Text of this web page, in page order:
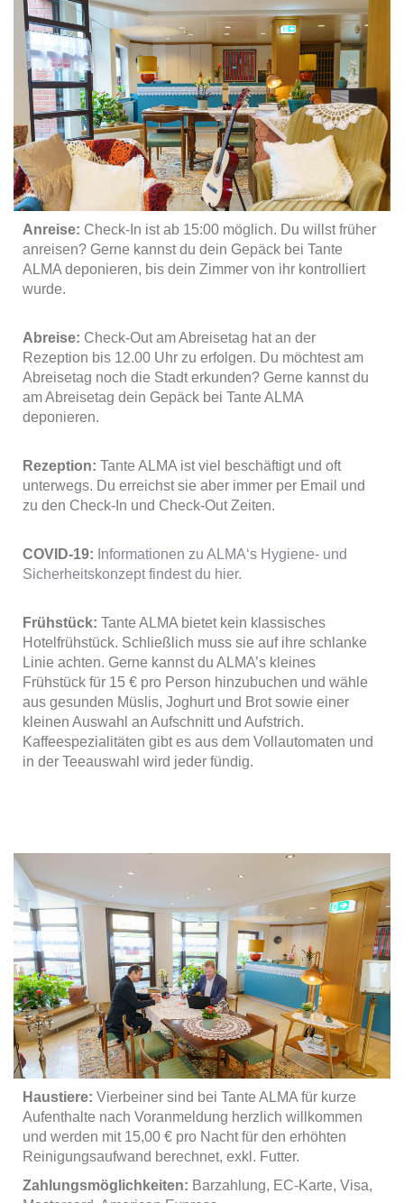
Anreise: Check-In ist ab 15:00 möglich. Du willst früher
anreisen? Gerne kannst du dein Gepäck bei Tante
ALMA deponieren, bis dein Zimmer von ihr kontrolliert
wurde.
Abreise: Check-Out am Abreisetag hat an der
Rezeption bis 12.00 Uhr zu erfolgen. Du möchtest am
Abreisetag noch die Stadt erkunden? Gerne kannst du
am Abreisetag dein Gepäck bei Tante ALMA
deponieren.
Rezeption: Tante ALMA ist viel beschäftigt und oft
unterwegs. Du erreichst sie aber immer per Email und
zu den Check-In und Check-Out Zeiten.
COVID-19: Informationen zu ALMA‘s Hygiene- und
Sicherheitskonzept findest du hier.
Frühstück: Tante ALMA bietet kein klassisches
Hotelfrühstück. Schließlich muss sie auf ihre schlanke
Linie achten. Gerne kannst du ALMA’s kleines
Frühstück für 15 € pro Person hinzubuchen und wähle
aus gesunden Müslis, Joghurt und Brot sowie einer
kleinen Auswahl an Aufschnitt und Aufstrich.
Kaffeespezialitäten gibt es aus dem Vollautomaten und
in der Teeauswahl wird jeder fündig.
Haustiere: Vierbeiner sind bei Tante ALMA für kurze
Aufenthalte nach Voranmeldung herzlich willkommen
und werden mit 15,00 € pro Nacht für den erhöhten
Reinigungsaufwand berechnet, exkl. Futter.
Zahlungsmöglichkeiten: Barzahlung, EC-Karte, Visa,